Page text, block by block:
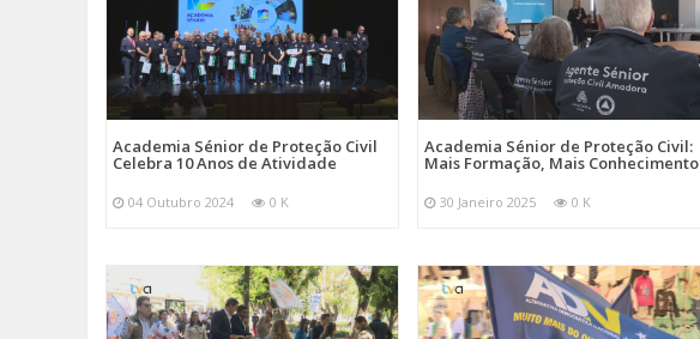
Academia Sénior de Proteção Civil
Celebra 10 Anos de Atividade
04 Outubro 2024 0 K
Academia Sénior de Proteção Civil:
Mais Formação, Mais Conhecimento
30 Janeiro 2025 0 K